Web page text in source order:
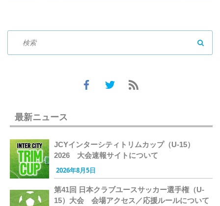
最新ニュース
JCYインターシティトリムカップ（U-15）
2026 大会速報サイトについて
2026年8月5日
第41回 日本クラブユースサッカー選手権（U-
15）大会 会場アクセス／応援ルールについて